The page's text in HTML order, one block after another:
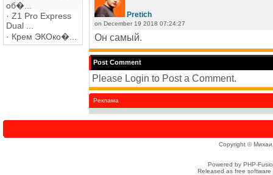
об�...
· Z1 Pro Express
Dual ...
· Крем ЭКОко�...
Pretich
on December 19 2018 07:24:27
Он самый.
Post Comment
Please Login to Post a Comment.
Реклама
Copyright ©
Powered by PHP-
Released as free